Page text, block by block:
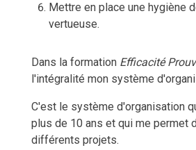
Mettre en place une hygiène
vertueuse.
Dans la formation Efficacité
l'intégralité mon système
C'est le système d'organisation
plus de 10 ans et qui me permet
différents projets.